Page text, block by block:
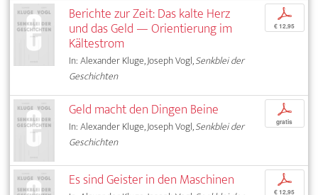
Berichte zur Zeit: Das kalte Herz
und das Geld — Orientierung im
Kältestrom
In: Alexander Kluge, Joseph Vogl,Senkblei der
Geschichten
p
€ 12,95
Geld macht den Dingen Beine
In: Alexander Kluge, Joseph Vogl,Senkblei der
Geschichten
p
gratis
Es sind Geister in den Maschinen p
€ 12,95